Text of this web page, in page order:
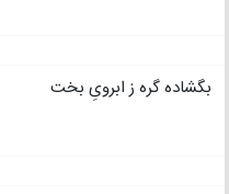
بگشاده گره ز ابرویِ بخت